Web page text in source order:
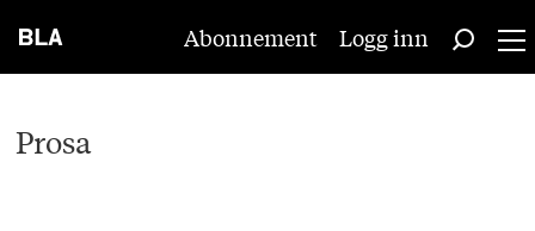
Abonnement Logg inn
Prosa